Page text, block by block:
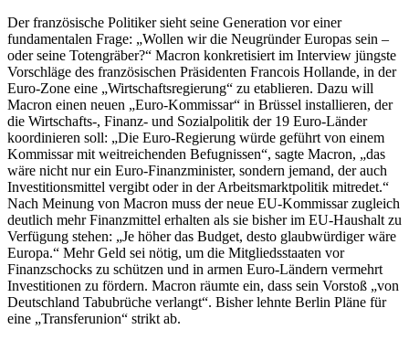
Der französische Politiker sieht seine Generation vor einer
fundamentalen Frage: „Wollen wir die Neugründer Europas sein –
oder seine Totengräber?“ Macron konkretisiert im Interview jüngste
Vorschläge des französischen Präsidenten Francois Hollande, in der
Euro-Zone eine „Wirtschaftsregierung“ zu etablieren. Dazu will
Macron einen neuen „Euro-Kommissar“ in Brüssel installieren, der
die Wirtschafts-, Finanz- und Sozialpolitik der 19 Euro-Länder
koordinieren soll: „Die Euro-Regierung würde geführt von einem
Kommissar mit weitreichenden Befugnissen“, sagte Macron, „das
wäre nicht nur ein Euro-Finanzminister, sondern jemand, der auch
Investitionsmittel vergibt oder in der Arbeitsmarktpolitik mitredet.“
Nach Meinung von Macron muss der neue EU-Kommissar zugleich
deutlich mehr Finanzmittel erhalten als sie bisher im EU-Haushalt zu
Verfügung stehen: „Je höher das Budget, desto glaubwürdiger wäre
Europa.“ Mehr Geld sei nötig, um die Mitgliedsstaaten vor
Finanzschocks zu schützen und in armen Euro-Ländern vermehrt
Investitionen zu fördern. Macron räumte ein, dass sein Vorstoß „von
Deutschland Tabubrüche verlangt“. Bisher lehnte Berlin Pläne für
eine „Transferunion“ strikt ab.